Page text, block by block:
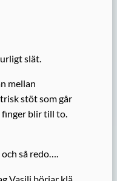
slät.
mellan
stöt som går
finger blir till to.
och så redo….
Vasili börjar klä